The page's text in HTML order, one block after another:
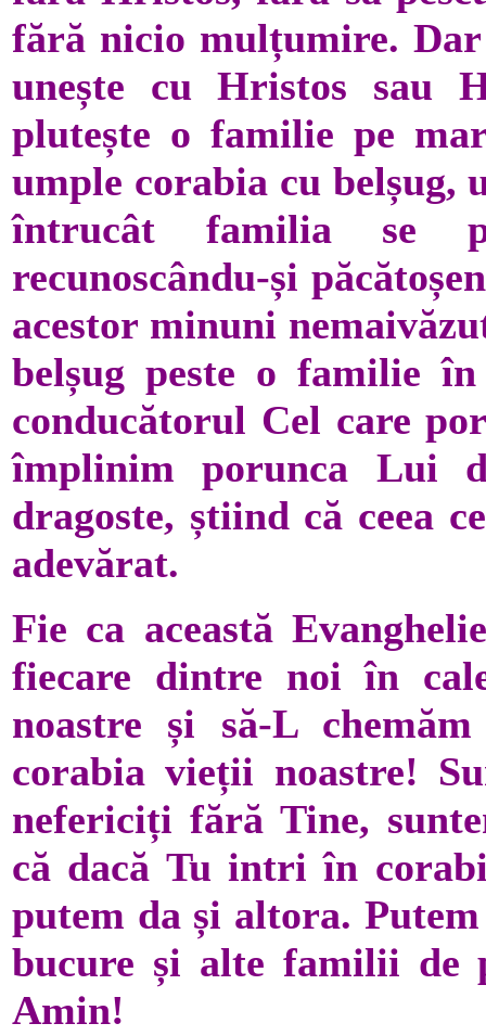
fără nicio mulțumire.
unește cu Hristos sau
plutește o familie pe
umple corabia cu belșug,
întrucât familia se
recunoscându-și
acestor minuni
belșug peste o familie
conducătorul Cel care
împlinim porunca Lui
dragoste, știind că ceea
adevărat.
Fie ca această
fiecare dintre noi în
noastre și să-L
corabia vieții noastre!
nefericiți fără Tine,
că dacă Tu intri în
putem da și altora.
bucure și alte familii de
Amin!